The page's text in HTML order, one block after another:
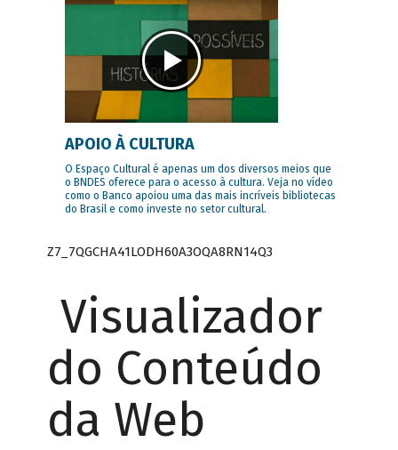
APOIO À CULTURA
O Espaço Cultural é apenas um dos diversos meios que
o BNDES oferece para o acesso à cultura. Veja no vídeo
como o Banco apoiou uma das mais incríveis bibliotecas
do Brasil e como investe no setor cultural.
Z7_7QGCHA41LODH60A3OQA8RN14Q3
Visualizador
do Conteúdo
da Web